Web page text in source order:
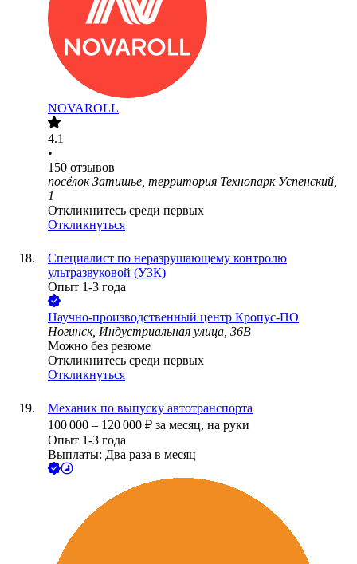
NOVAROLL
4.1
•
150 отзывов
посёлок Затишье, территория Технопарк Успенский,
1
Откликнитесь среди первых
Откликнуться
Специалист по неразрушающему контролю
ультразвуковой (УЗК)
Опыт 1-3 года
Научно-производственный центр Кропус-ПО
Ногинск, Индустриальная улица, 36В
Можно без резюме
Откликнитесь среди первых
Откликнуться
Механик по выпуску автотранспорта
100 000 – 120 000 ₽ за месяц, на руки
Опыт 1-3 года
Выплаты: Два раза в месяц